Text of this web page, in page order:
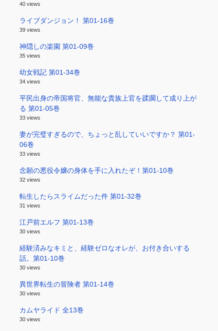
40 views
ライブダンジョン！ 第01-16巻
39 views
神隠しの楽園 第01-09巻
35 views
幼女戦記 第01-34巻
34 views
平民出身の帝国将官、無能な貴族上官を蹂躙して成り上が
る 第01-05巻
33 views
妻が完璧すぎるので、ちょっと乱していいですか？ 第01-
06巻
33 views
念願の悪役令嬢の身体を手に入れたぞ！第01-10巻
32 views
転生したらスライムだった件 第01-32巻
31 views
江戸前エルフ 第01-13巻
30 views
経験済みなキミと、経験ゼロなオレが、お付き合いする
話。第01-10巻
30 views
異世界転生の冒険者 第01-14巻
30 views
カムヤライド 全13巻
30 views